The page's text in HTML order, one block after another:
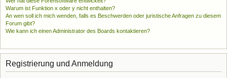
Warum ist Funktion x oder y nicht enthalten?
An wen soll ich mich wenden, falls es Beschwerden oder juristische Anfragen zu diesem
Forum gibt?
Wie kann ich einen Administrator des Boards kontaktieren?
Registrierung und Anmeldung